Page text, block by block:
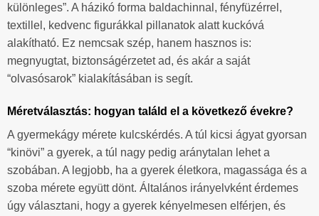
különleges”. A házikó forma baldachinnal, fényfüzérrel,
textillel, kedvenc figurákkal pillanatok alatt kuckóvá
alakítható. Ez nemcsak szép, hanem hasznos is:
megnyugtat, biztonságérzetet ad, és akár a saját
“olvasósarok” kialakításában is segít.
Méretválasztás: hogyan találd el a következő évekre?
A gyermekágy mérete kulcskérdés. A túl kicsi ágyat gyorsan
“kinövi” a gyerek, a túl nagy pedig aránytalan lehet a
szobában. A legjobb, ha a gyerek életkora, magassága és a
szoba mérete együtt dönt. Általános irányelvként érdemes
úgy választani, hogy a gyerek kényelmesen elférjen, és